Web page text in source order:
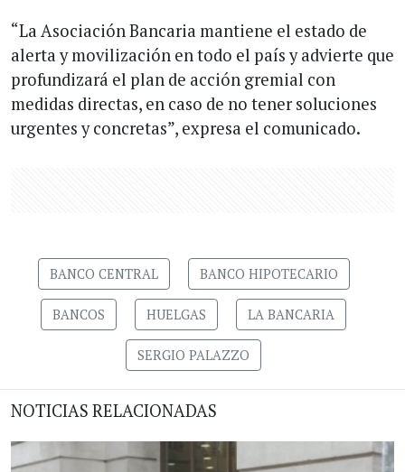
“La Asociación Bancaria mantiene el estado de
alerta y movilización en todo el país y advierte que
profundizará el plan de acción gremial con
medidas directas, en caso de no tener soluciones
urgentes y concretas”, expresa el comunicado.
BANCO CENTRAL BANCO HIPOTECARIO
BANCOS HUELGAS LA BANCARIA
SERGIO PALAZZO
NOTICIAS RELACIONADAS